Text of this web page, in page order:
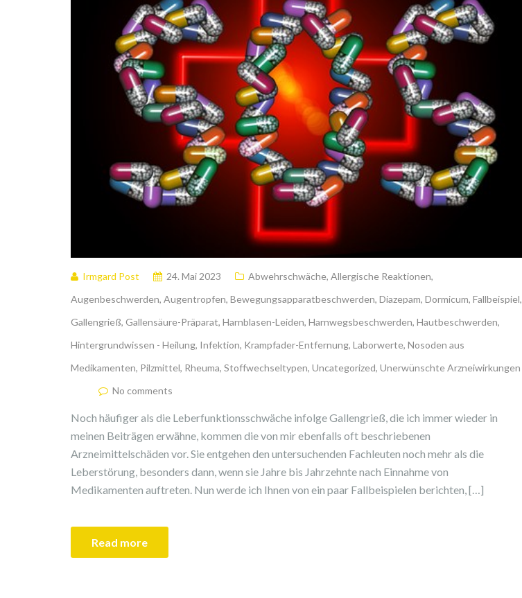
Irmgard Post 24. Mai 2023 Abwehrschwäche, Allergische Reaktionen,
Augenbeschwerden, Augentropfen, Bewegungsapparatbeschwerden, Diazepam, Dormicum, Fallbeispiel,
Gallengrieß, Gallensäure-Präparat, Harnblasen-Leiden, Harnwegsbeschwerden, Hautbeschwerden,
Hintergrundwissen - Heilung, Infektion, Krampfader-Entfernung, Laborwerte, Nosoden aus
Medikamenten, Pilzmittel, Rheuma, Stoffwechseltypen, Uncategorized, Unerwünschte Arzneiwirkungen
No comments
Noch häufiger als die Leberfunktionsschwäche infolge Gallengrieß, die ich immer wieder in
meinen Beiträgen erwähne, kommen die von mir ebenfalls oft beschriebenen
Arzneimittelschäden vor. Sie entgehen den untersuchenden Fachleuten noch mehr als die
Leberstörung, besonders dann, wenn sie Jahre bis Jahrzehnte nach Einnahme von
Medikamenten auftreten. Nun werde ich Ihnen von ein paar Fallbeispielen berichten, […]
Read more